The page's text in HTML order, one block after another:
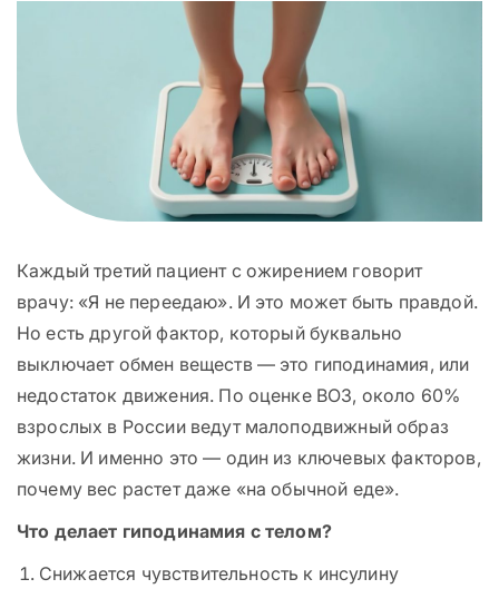
Каждый третий пациент с ожирением говорит
врачу: «Я не переедаю». И это может быть правдой.
Но есть другой фактор, который буквально
выключает обмен веществ — это гиподинамия, или
недостаток движения. По оценке ВОЗ, около 60%
взрослых в России ведут малоподвижный образ
жизни. И именно это — один из ключевых факторов,
почему вес растет даже «на обычной еде».
Что делает гиподинамия с телом?
Снижается чувствительность к инсулину